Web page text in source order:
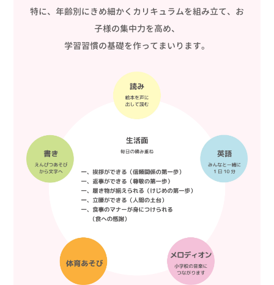
特に、年齢別にきめ細かくカリキュラムを組み立て、お
子様の集中力を高め、
学習習慣の基礎を作ってまいります。